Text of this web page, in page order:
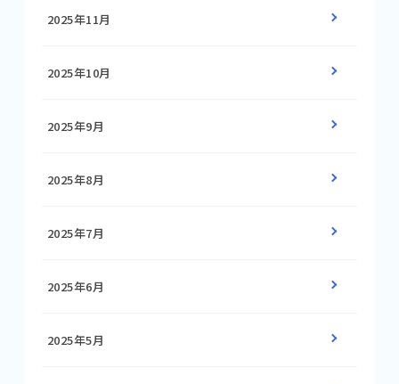
2025年11月
2025年10月
2025年9月
2025年8月
2025年7月
2025年6月
2025年5月